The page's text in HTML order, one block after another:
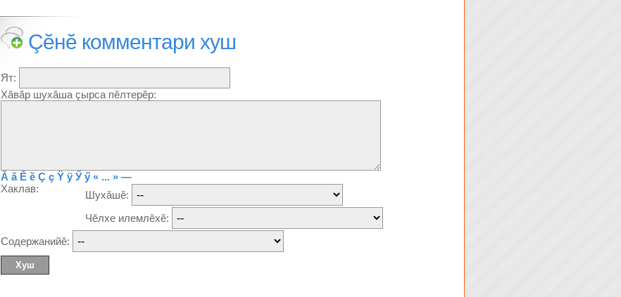
Çĕнĕ комментари хуш
Ят:
Хăвăр шухăша çырса пĕлтерĕр:
Ă ă Ĕ ĕ Ç ç Ÿ ÿ Ӳ ӳ « ... » —
Хаклав:
Шухăшĕ:
Чĕлхе илемлĕхĕ:
Содержанийĕ: